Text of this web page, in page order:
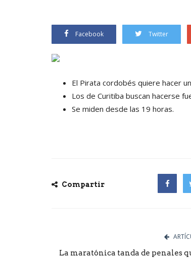
Facebook Twitter
El Pirata cordobés quiere hacer
Los de Curitiba buscan hacerse
Se miden desde las 19 horas.
Compartir
La maratónica tanda de penales